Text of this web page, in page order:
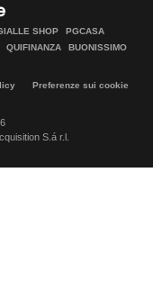
SHOP
PGCASA
QUIFINANZA
BUONISSIMO
Preferenze sui cookie
S.á r.l.